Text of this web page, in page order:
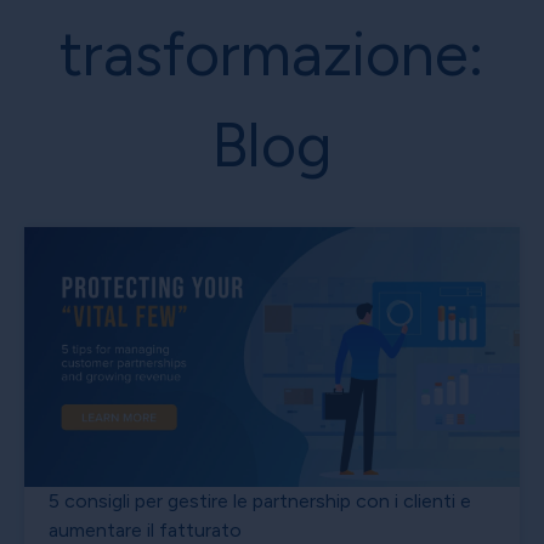
trasformazione:
Blog
5 consigli per gestire le partnership con i clienti e
aumentare il fatturato